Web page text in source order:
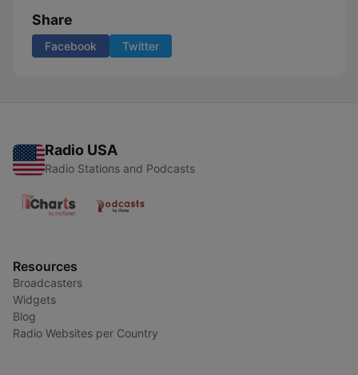
Share
Facebook Twitter
Radio USA
Radio Stations and Podcasts
Resources
Broadcasters
Widgets
Blog
Radio Websites per Country